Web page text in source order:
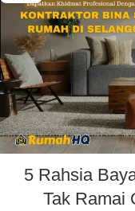
5 Rahsia
Tak Ramai